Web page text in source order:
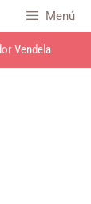
Menú
Vendela